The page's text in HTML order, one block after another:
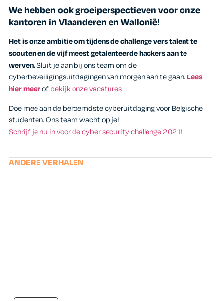
We hebben ook groeiperspectieven voor onze
kantoren in Vlaanderen en Wallonië!
Het is onze ambitie om tijdens de challenge vers talent te
scouten en de vijf meest getalenteerde hackers aan te
werven.Sluit je aan bij ons team om de
cyberbeveiligingsuitdagingen van morgen aan te gaan.Lees
hier meerofbekijk onze vacatures
Doe mee aan de beroemdste cyberuitdaging voor Belgische
studenten. Ons team wacht op je!
Schrijf je nu in voor de cyber security challenge 2021!
ANDERE VERHALEN